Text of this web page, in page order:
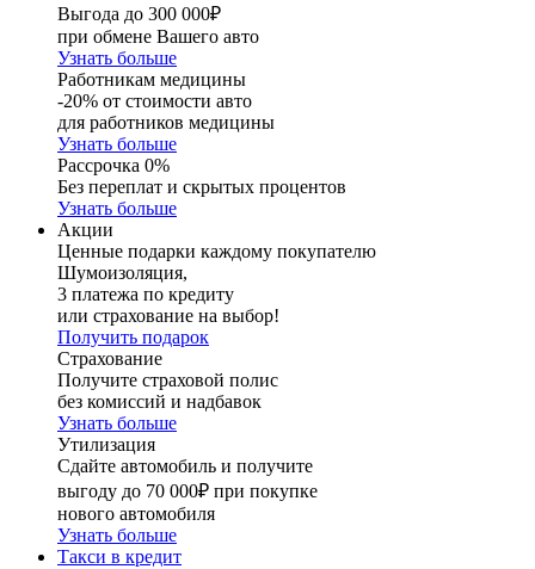
Выгода до 300 000₽
при обмене Вашего авто
Узнать больше
Работникам медицины
-20% от стоимости авто
для работников медицины
Узнать больше
Рассрочка 0%
Без переплат и скрытых процентов
Узнать больше
Акции
Ценные подарки каждому покупателю
Шумоизоляция,
3 платежа по кредиту
или страхование на выбор!
Получить подарок
Страхование
Получите страховой полис
без комиссий и надбавок
Узнать больше
Утилизация
Сдайте автомобиль и получите
выгоду до 70 000₽ при покупке
нового автомобиля
Узнать больше
Такси в кредит